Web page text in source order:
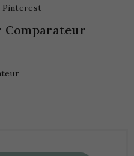
Pinterest
Comparateur